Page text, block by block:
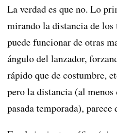
La verdad es que no. Lo
mirando la distancia de
puede funcionar de otras
ángulo del lanzador,
rápido que de costumbre,
pero la distancia (al menos
pasada temporada), parece